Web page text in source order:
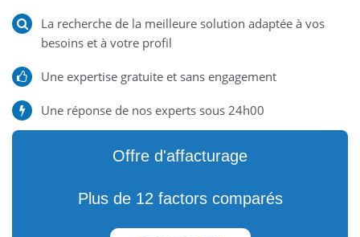
La recherche de la meilleure solution adaptée à vos
besoins et à votre profil
Une expertise gratuite et sans engagement
Une réponse de nos experts sous 24h00
Offre d'affacturage
Plus de 12 factors comparés